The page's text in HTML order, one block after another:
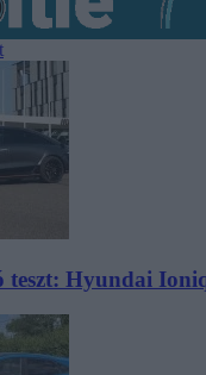
teszt: Hyundai